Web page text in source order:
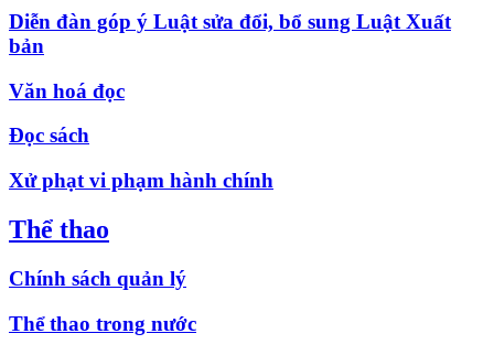
Diễn đàn góp ý Luật sửa đổi, bổ sung Luật Xuất
bản
Văn hoá đọc
Đọc sách
Xử phạt vi phạm hành chính
Thể thao
Chính sách quản lý
Thể thao trong nước